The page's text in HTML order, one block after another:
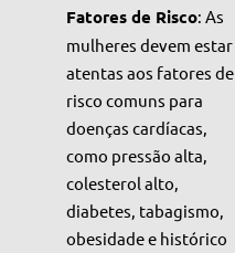
Fatores de Risco: As
mulheres devem estar
atentas aos fatores de
risco comuns para
doenças cardíacas,
como pressão alta,
colesterol alto,
diabetes, tabagismo,
obesidade e histórico